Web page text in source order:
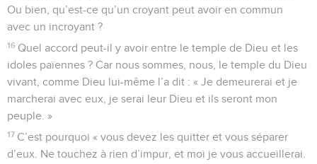
Ou bien, qu’est-ce qu’un croyant peut avoir en commun
avec un incroyant ?
16 Quel accord peut-il y avoir entre le temple de Dieu et les
idoles païennes ? Car nous sommes, nous, le temple du Dieu
vivant, comme Dieu lui-même l’a dit : « Je demeurerai et je
marcherai avec eux, je serai leur Dieu et ils seront mon
peuple. »
17 C’est pourquoi « vous devez les quitter et vous séparer
d’eux. Ne touchez à rien d’impur, et moi je vous accueillerai.